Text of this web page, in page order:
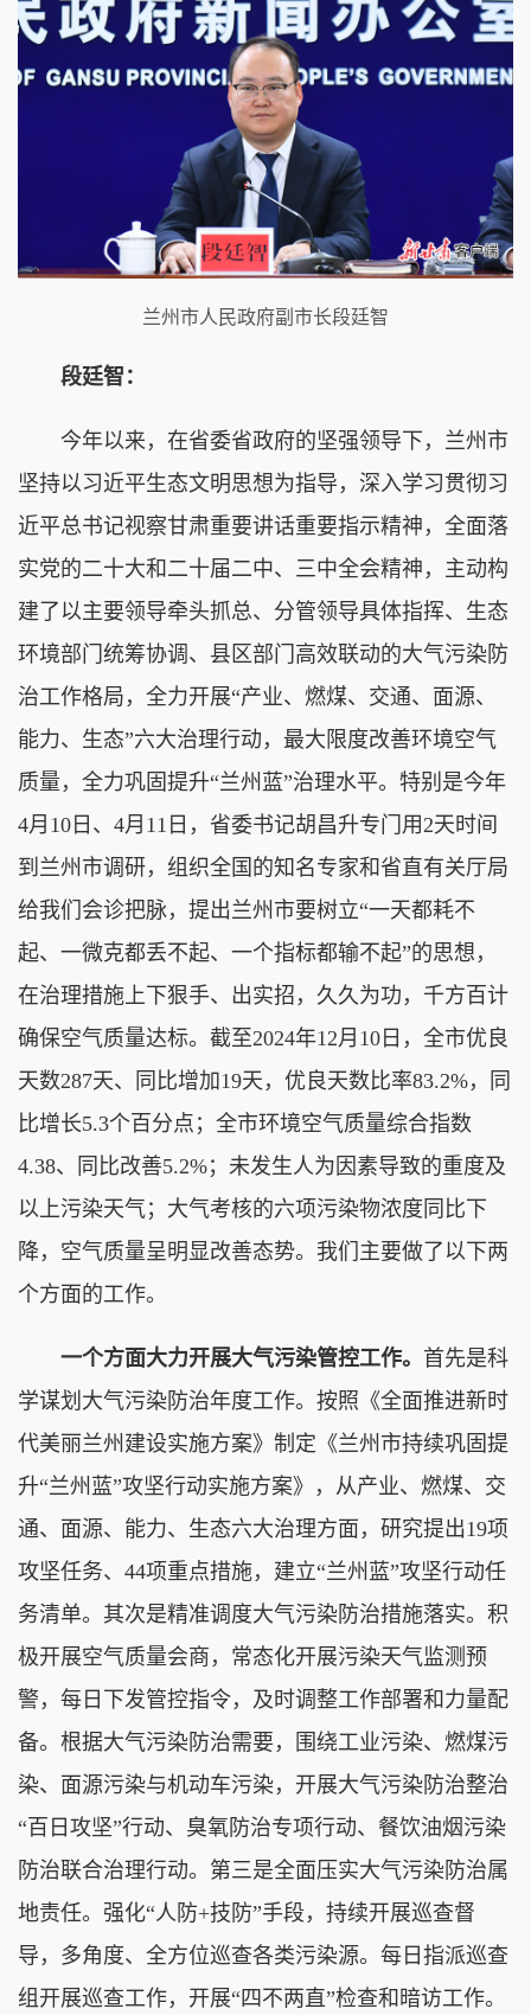
兰州市人民政府副市长段廷智
段廷智：
今年以来，在省委省政府的坚强领导下，兰州市
坚持以习近平生态文明思想为指导，深入学习贯彻习
近平总书记视察甘肃重要讲话重要指示精神，全面落
实党的二十大和二十届二中、三中全会精神，主动构
建了以主要领导牵头抓总、分管领导具体指挥、生态
环境部门统筹协调、县区部门高效联动的大气污染防
治工作格局，全力开展“产业、燃煤、交通、面源、
能力、生态”六大治理行动，最大限度改善环境空气
质量，全力巩固提升“兰州蓝”治理水平。特别是今年
4月10日、4月11日，省委书记胡昌升专门用2天时间
到兰州市调研，组织全国的知名专家和省直有关厅局
给我们会诊把脉，提出兰州市要树立“一天都耗不
起、一微克都丢不起、一个指标都输不起”的思想，
在治理措施上下狠手、出实招，久久为功，千方百计
确保空气质量达标。截至2024年12月10日，全市优良
天数287天、同比增加19天，优良天数比率83.2%，同
比增长5.3个百分点；全市环境空气质量综合指数
4.38、同比改善5.2%；未发生人为因素导致的重度及
以上污染天气；大气考核的六项污染物浓度同比下
降，空气质量呈明显改善态势。我们主要做了以下两
个方面的工作。
一个方面大力开展大气污染管控工作。 首先是科
学谋划大气污染防治年度工作。按照《全面推进新时
代美丽兰州建设实施方案》制定《兰州市持续巩固提
升“兰州蓝”攻坚行动实施方案》，从产业、燃煤、交
通、面源、能力、生态六大治理方面，研究提出19项
攻坚任务、44项重点措施，建立“兰州蓝”攻坚行动任
务清单。其次是精准调度大气污染防治措施落实。积
极开展空气质量会商，常态化开展污染天气监测预
警，每日下发管控指令，及时调整工作部署和力量配
备。根据大气污染防治需要，围绕工业污染、燃煤污
染、面源污染与机动车污染，开展大气污染防治整治
“百日攻坚”行动、臭氧防治专项行动、餐饮油烟污染
防治联合治理行动。第三是全面压实大气污染防治属
地责任。强化“人防+技防”手段，持续开展巡查督
导，多角度、全方位巡查各类污染源。每日指派巡查
组开展巡查工作，开展“四不两直”检查和暗访工作。